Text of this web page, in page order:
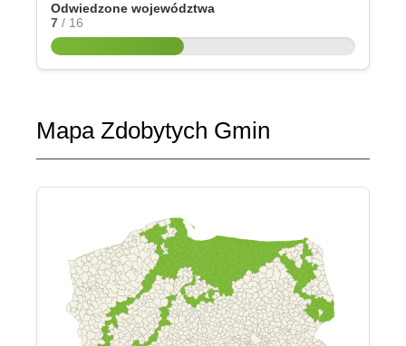
Odwiedzone województwa
7 / 16
Mapa Zdobytych Gmin